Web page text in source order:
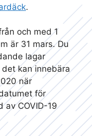
.
och med 1
är 31 mars. Du
lagar
kan innebära
när
för
av COVID-19